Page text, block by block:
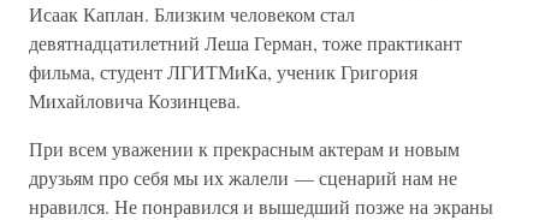
Исаак Каплан. Близким человеком стал
девятнадцатилетний Леша Герман, тоже практикант
фильма, студент ЛГИТМиКа, ученик Григория
Михайловича Козинцева.
При всем уважении к прекрасным актерам и новым
друзьям про себя мы их жалели — сценарий нам не
нравился. Не понравился и вышедший позже на экраны